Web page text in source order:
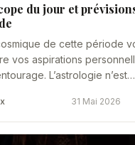
du jour et
de cette période
vos aspirations
L’astrologie n’est…
31 Mai 2026